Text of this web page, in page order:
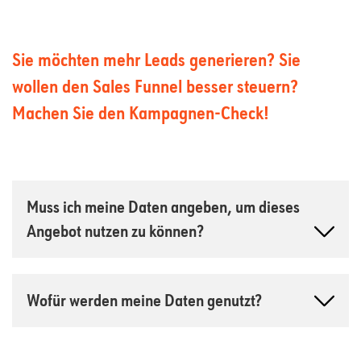
Sie möchten mehr Leads generieren? Sie
wollen den Sales Funnel besser steuern?
Machen Sie den Kampagnen-Check!
Muss ich meine Daten angeben, um dieses
Angebot nutzen zu können?
Ja. Wir teilen unser Wissen gern mit anderen und
Wofür werden meine Daten genutzt?